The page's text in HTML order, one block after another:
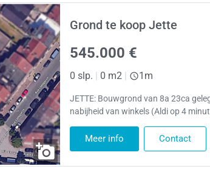
Grond te koop Jette
545.000 €
0 slp. 0 m2 1m
JETTE: Bouwgrond van 8a 23ca
nabijheid van winkels (Aldi op 4
Meer info Contact